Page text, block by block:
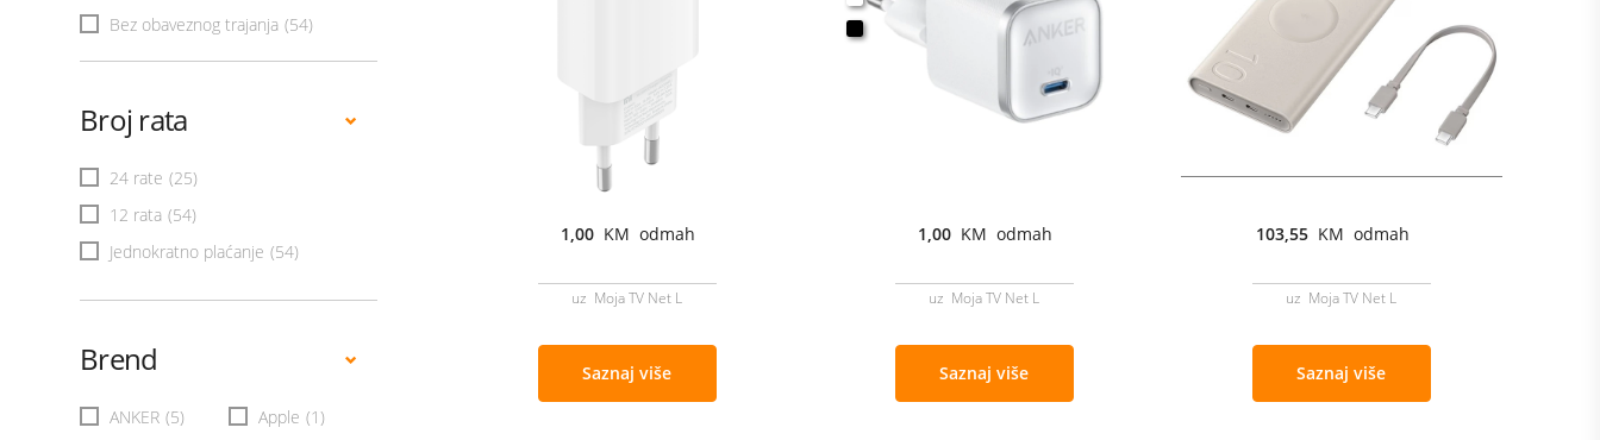
Bez obaveznog trajanja (54)
Broj rata
24 rate (25)
12 rata (54)
Jednokratno plaćanje (54)
Brend
ANKER (5) Apple (1)
1,00 KM odmah
uz Moja TV Net L
Saznaj više
1,00 KM odmah
uz Moja TV Net L
Saznaj više
103,55 KM odmah
uz Moja TV Net L
Saznaj više